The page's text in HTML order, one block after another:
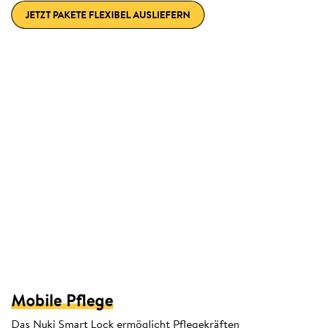
JETZT PAKETE FLEXIBEL AUSLIEFERN
Mobile Pflege
Das Nuki Smart Lock ermöglicht Pflegekräften